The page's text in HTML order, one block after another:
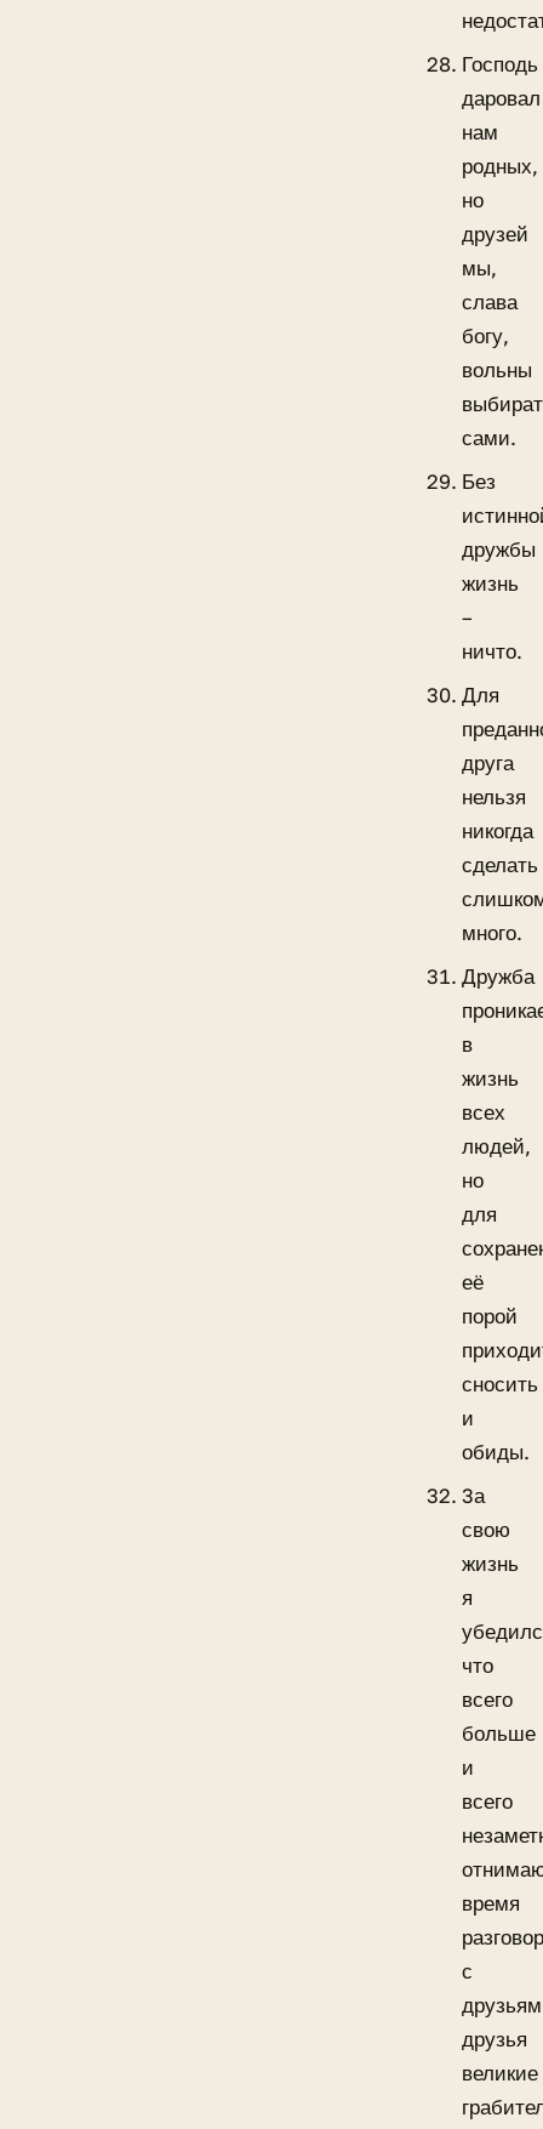
Господь
даровал
нам
родных,
но
друзей
мы,
слава
богу,
вольны
сами.
Без
дружбы
жизнь
–
ничто.
Для
друга
нельзя
никогда
сделать
много.
Дружба
в
жизнь
всех
людей,
но
для
её
порой
сносить
и
обиды.
3а
свою
жизнь
я
что
всего
больше
и
всего
время
с
друзья
великие